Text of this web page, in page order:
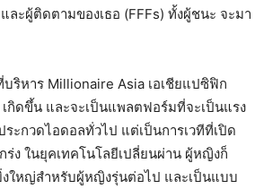
และผู้ติดตามของเธอ (FFFs) ทั้งผู้ชนะ จะมา
บริหาร Millionaire Asia เอเชียแปซิฟิก
เกิดขึ้น และจะเป็นแพลตฟอร์มที่จะเป็นแรง
ระกวดไอดอลทั่วไป แต่เป็นการเวทีที่เปิด
ร่ง ในยุคเทคโนโลยีเปลี่ยนผ่าน ผู้หญิงก็
ใหญ่สำหรับผู้หญิงรุ่นต่อไป และเป็นแบบ